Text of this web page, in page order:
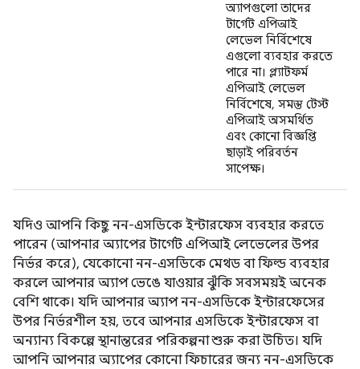
অ্যাপগুলো তাদের
টার্গেট এপিআই
লেভেল নির্বিশেষে
এগুলো ব্যবহার করতে
পারে না। প্ল্যাটফর্ম
এপিআই লেভেল
নির্বিশেষে, সমস্ত টেস্ট
এপিআই অসমর্থিত
এবং কোনো বিজ্ঞপ্তি
ছাড়াই পরিবর্তন
সাপেক্ষ।
যদিও আপনি কিছু নন-এসডিকে ইন্টারফেস ব্যবহার করতে
পারেন (আপনার অ্যাপের টার্গেট এপিআই লেভেলের উপর
নির্ভর করে), যেকোনো নন-এসডিকে মেথড বা ফিল্ড ব্যবহার
করলে আপনার অ্যাপ ভেঙে যাওয়ার ঝুঁকি সবসময়ই অনেক
বেশি থাকে। যদি আপনার অ্যাপ নন-এসডিকে ইন্টারফেসের
উপর নির্ভরশীল হয়, তবে আপনার এসডিকে ইন্টারফেস বা
অন্যান্য বিকল্পে স্থানান্তরের পরিকল্পনা শুরু করা উচিত। যদি
আপনি আপনার অ্যাপের কোনো ফিচারের জন্য নন-এসডিকে